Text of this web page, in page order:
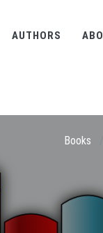
AUTHORS
Books